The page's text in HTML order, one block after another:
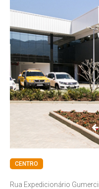
CENTRO
Rua Expedicionário